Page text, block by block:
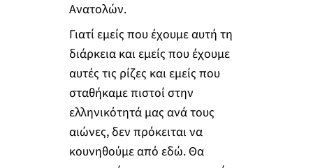
Ανατολών.
Γιατί εμείς που έχουμε αυτή τη
διάρκεια και εμείς που έχουμε
αυτές τις ρίζες και εμείς που
σταθήκαμε πιστοί στην
ελληνικότητά μας ανά τους
αιώνες, δεν πρόκειται να
κουνηθούμε από εδώ. Θα